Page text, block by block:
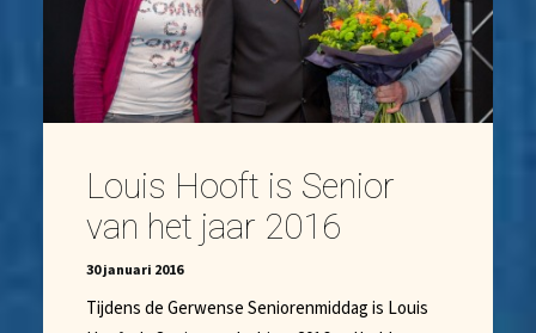
Louis Hooft is Senior
van het jaar 2016
30 januari 2016
Tijdens de Gerwense Seniorenmiddag is Louis